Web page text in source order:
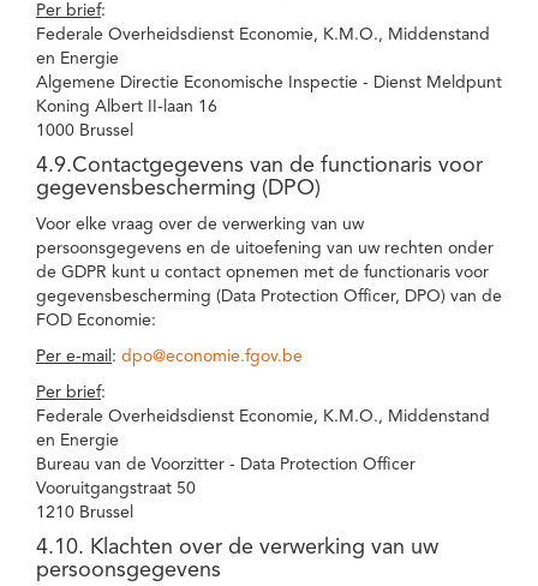
Per brief:
Federale Overheidsdienst Economie, K.M.O., Middenstand
en Energie
Algemene Directie Economische Inspectie - Dienst Meldpunt
Koning Albert II-laan 16
1000 Brussel
4.9.Contactgegevens van de functionaris voor
gegevensbescherming (DPO)
Voor elke vraag over de verwerking van uw
persoonsgegevens en de uitoefening van uw rechten onder
de GDPR kunt u contact opnemen met de functionaris voor
gegevensbescherming (Data Protection Officer, DPO) van de
FOD Economie:
Per e-mail : dpo@economie.fgov.be
Per brief:
Federale Overheidsdienst Economie, K.M.O., Middenstand
en Energie
Bureau van de Voorzitter - Data Protection Officer
Vooruitgangstraat 50
1210 Brussel
4.10. Klachten over de verwerking van uw
persoonsgegevens